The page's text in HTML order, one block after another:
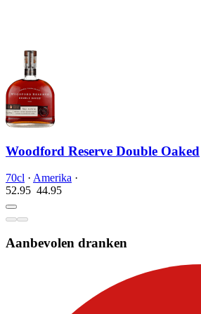
Woodford Reserve Double Oaked
70cl · Amerika ·
52.95 44.95
Aanbevolen dranken